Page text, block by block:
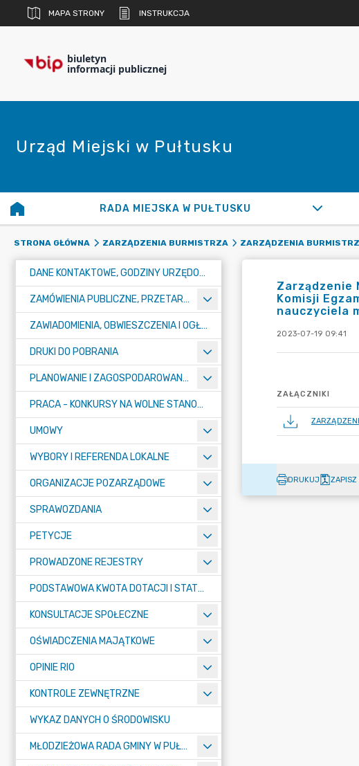
MAPA STRONY INSTRUKCJA
biuletyn
informacji publicznej
Urząd Miejski w Pułtusku
RADA MIEJSKA W PUŁTUSKU
STRONA GŁÓWNA ZARZĄDZENIA BURMISTRZA ZARZĄDZENIA
DANE KONTAKTOWE, GODZINY URZĘDOWANIA I NUMER KONTA BANKOWEGO
ZAMÓWIENIA PUBLICZNE, PRZETARGI, KONKURSY
ZAWIADOMIENIA, OBWIESZCZENIA I OGŁOSZENIA
DRUKI DO POBRANIA
PLANOWANIE I ZAGOSPODAROWANIE PRZESTRZENNE
PRACA - KONKURSY NA WOLNE STANOWISKA
UMOWY
WYBORY I REFERENDA LOKALNE
ORGANIZACJE POZARZĄDOWE
SPRAWOZDANIA
PETYCJE
PROWADZONE REJESTRY
PODSTAWOWA KWOTA DOTACJI I STATYSTYCZNA LICZBA UCZNIÓW
KONSULTACJE SPOŁECZNE
OŚWIADCZENIA MAJĄTKOWE
OPINIE RIO
KONTROLE ZEWNĘTRZNE
WYKAZ DANYCH O ŚRODOWISKU
MŁODZIEŻOWA RADA GMINY W PUŁTUSKU
Zarządzenie
Komisji
nauczyciela
2023-07-19 09:41
ZAŁĄCZNIKI
DRUKUJ ZAPISZ